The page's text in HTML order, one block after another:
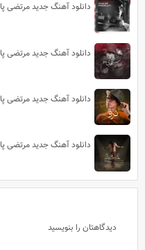
دانلود آهنگ جدید مرتضی
دانلود آهنگ جدید مرتضی
دانلود آهنگ جدید مرتضی
دانلود آهنگ جدید مرتضی
دیدگاهتان را بنویسید